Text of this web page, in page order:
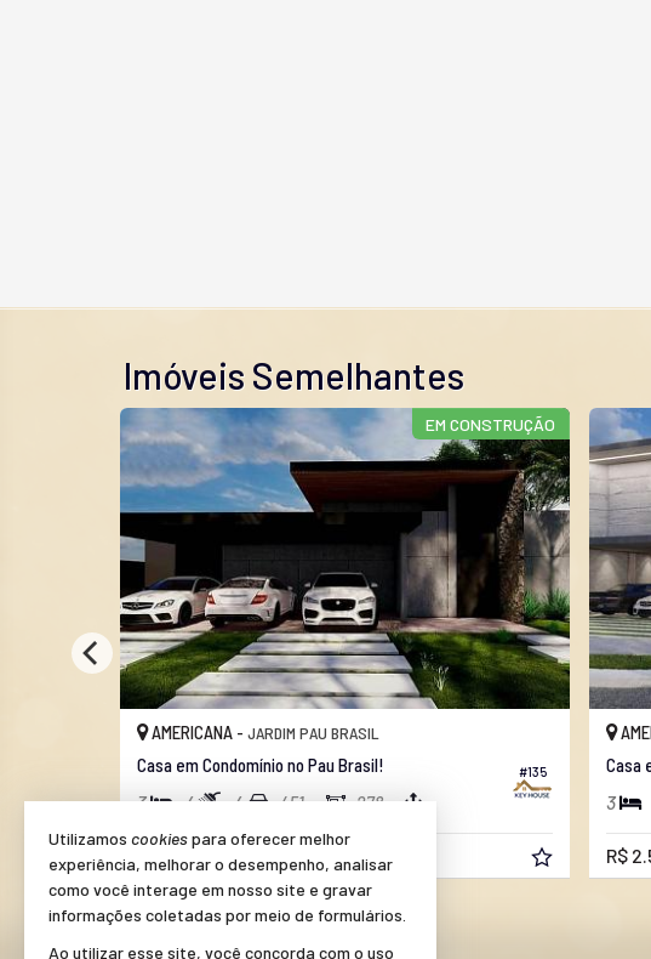
Imóveis Semelhantes
EM CONSTRUÇÃO
#135
AMERICANA - JARDIM PAU BRASIL
Casa em Condomínio no Pau Brasil!
3 4 4 451, 278,
R$ 2.780.000,
Casa
3
R$
Utilizamos cookiespara oferecer melhor
experiência, melhorar o desempenho, analisar
como você interage em nosso site e gravar
informações coletadas por meio de formulários.
Ao utilizar esse site, você concorda com o uso